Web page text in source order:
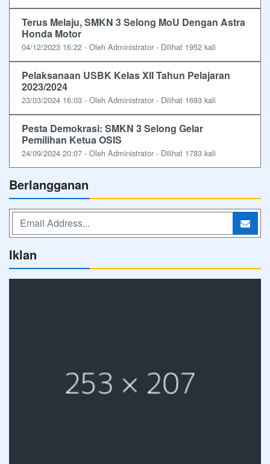
Terus Melaju, SMKN 3 Selong MoU Dengan Astra
Honda Motor
04/12/2023 16:22 - Oleh Administrator - Dilihat 1952 kali
Pelaksanaan USBK Kelas XII Tahun Pelajaran
2023/2024
23/03/2024 16:03 - Oleh Administrator - Dilihat 1693 kali
Pesta Demokrasi: SMKN 3 Selong Gelar
Pemilihan Ketua OSIS
24/09/2024 20:07 - Oleh Administrator - Dilihat 1783 kali
Berlangganan
Iklan